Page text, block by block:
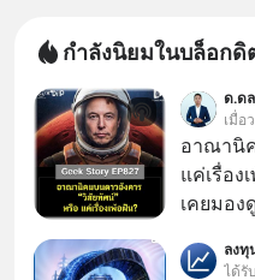
กำลังนิยมในบล็อกดิ
ด.ด
อาณานิ
แค่เรื่อง
เคยมอง
หรือ Jeff
ลง
ได้รั